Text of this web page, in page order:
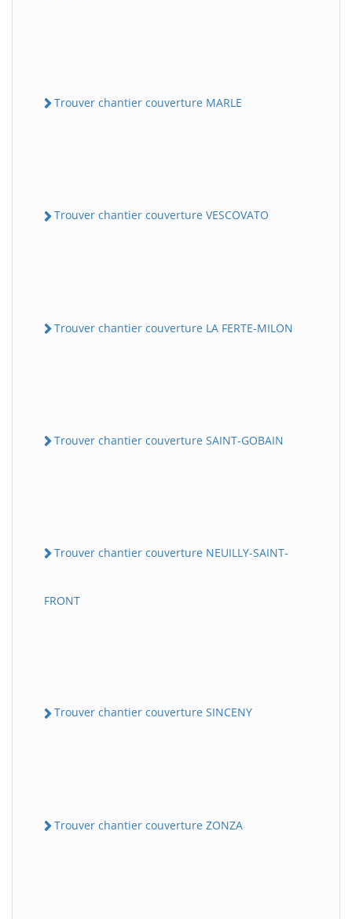
Trouver chantier couverture MARLE
Trouver chantier couverture VESCOVATO
Trouver chantier couverture LA FERTE-MILON
Trouver chantier couverture SAINT-GOBAIN
Trouver chantier couverture NEUILLY-SAINT-
FRONT
Trouver chantier couverture SINCENY
Trouver chantier couverture ZONZA